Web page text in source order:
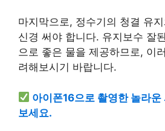
마지막으로, 정수기의 청결 유
신경 써야 합니다. 유지보수 잘
으로 좋은 물을 제공하므로, 이
려해보시기 바랍니다.
아이폰16으로 촬영한 놀라운
보세요.